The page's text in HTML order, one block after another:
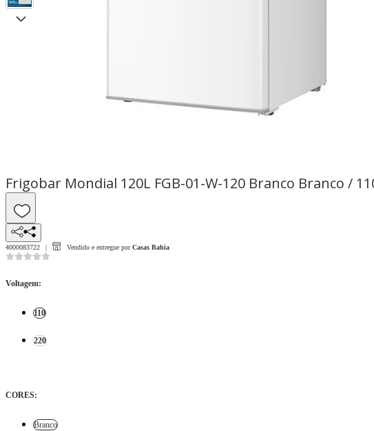
Frigobar Mondial 120L FGB-01-W-120 Branco Branco /
4000083722 Vendido e entregue por Casas Bahia
Voltagem:
110
220
CORES:
Branco